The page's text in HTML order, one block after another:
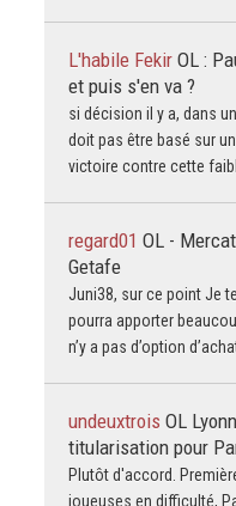
L'habile Fekir OL :
et puis s'en va ?
si décision il y a, dans
doit pas être basé sur
victoire contre cette
regard01 OL -
Getafe
Juni38, sur ce point Je
pourra apporter
n’y a pas d’option
undeuxtrois OL
titularisation pour
Plutôt d'accord.
joueuses en difficulté,